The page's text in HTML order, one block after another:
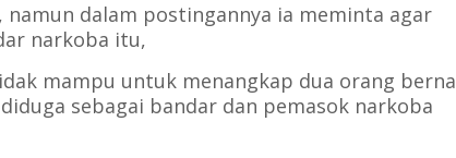
dalam postingannya ia meminta agar
narkoba itu,
mampu untuk menangkap dua orang
sebagai bandar dan pemasok narkoba